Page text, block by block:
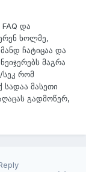
და
ხოლმე,
ჩატიცაა და
მაგრა
რომ
სადაა მასეთი
გადმოწერ,